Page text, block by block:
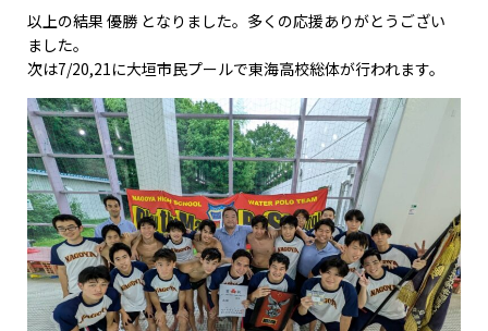
以上の結果 優勝 となりました。多くの応援ありがとうござい
ました。
次は7/20,21に大垣市民プールで東海高校総体が行われます。